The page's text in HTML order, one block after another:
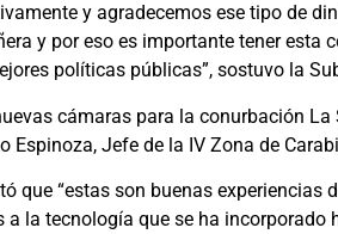
y agradecemos ese tipo de
y por eso es importante tener
políticas públicas”, sostuvo la
cámaras para la conurbación
Espinoza, Jefe de la IV Zona de
que “estas son buenas
la tecnología que se ha